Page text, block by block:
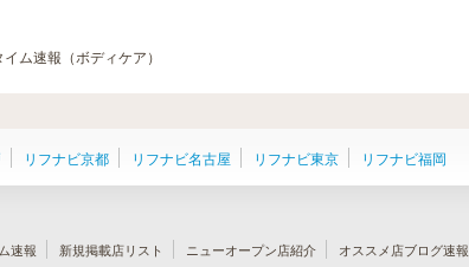
イム速報（ボディケア）
リフナビ京都 リフナビ名古屋 リフナビ東京 リフナビ福岡
速報 新規掲載店リスト ニューオープン店紹介 オススメ店ブログ速報